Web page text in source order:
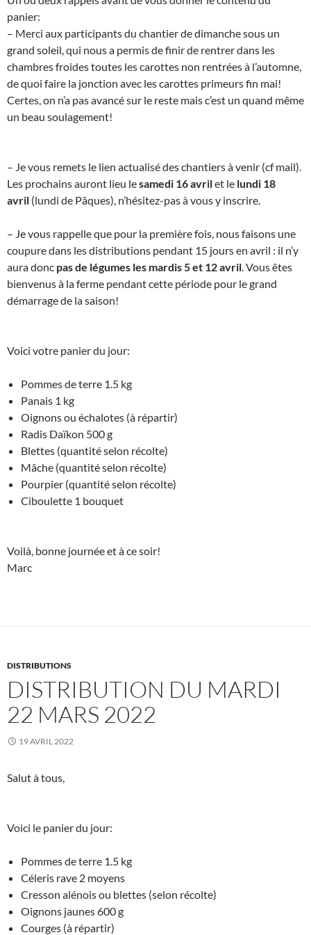
panier:
– Merci aux participants du chantier de dimanche sous un
grand soleil, qui nous a permis de finir de rentrer dans les
chambres froides toutes les carottes non rentrées à l’automne,
de quoi faire la jonction avec les carottes primeurs fin mai!
Certes, on n’a pas avancé sur le reste mais c’est un quand même
un beau soulagement!
– Je vous remets le lien actualisé des chantiers à venir (cf mail).
Les prochains auront lieu lesamedi 16 avrilet le lundi 18
avril (lundi de Pâques), n’hésitez-pas à vous y inscrire.
– Je vous rappelle que pour la première fois, nous faisons une
coupure dans les distributions pendant 15 jours en avril : il n’y
aura donc pas de légumes les mardis 5 et 12 avril. Vous êtes
bienvenus à la ferme pendant cette période pour le grand
démarrage de la saison!
Voici votre panier du jour:
Pommes de terre 1.5 kg
Panais 1 kg
Oignons ou échalotes (à répartir)
Radis Daïkon 500 g
Blettes (quantité selon récolte)
Mâche (quantité selon récolte)
Pourpier (quantité selon récolte)
Ciboulette 1 bouquet
Voilà, bonne journée et à ce soir!
Marc
DISTRIBUTIONS
DISTRIBUTION DU MARDI
22 MARS 2022
19 AVRIL 2022
Salut à tous,
Voici le panier du jour:
Pommes de terre 1.5 kg
Céleris rave 2 moyens
Cresson alénois ou blettes (selon récolte)
Oignons jaunes 600 g
Courges (à répartir)